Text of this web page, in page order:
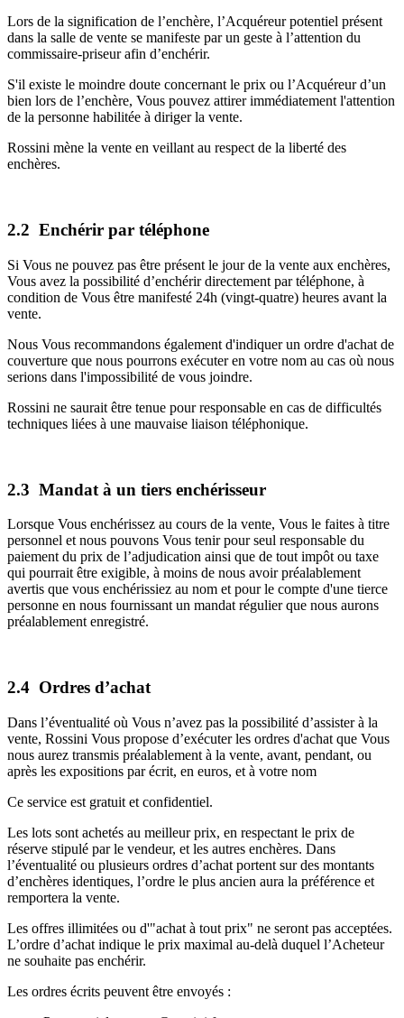
Lors de la signification de l’enchère, l’Acquéreur potentiel présent
dans la salle de vente se manifeste par un geste à l’attention du
commissaire-priseur afin d’enchérir.
S'il existe le moindre doute concernant le prix ou l’Acquéreur d’un
bien lors de l’enchère, Vous pouvez attirer immédiatement l'attention
de la personne habilitée à diriger la vente.
Rossini mène la vente en veillant au respect de la liberté des
enchères.
2.2 Enchérir par téléphone
Si Vous ne pouvez pas être présent le jour de la vente aux enchères,
Vous avez la possibilité d’enchérir directement par téléphone, à
condition de Vous être manifesté 24h (vingt-quatre) heures avant la
vente.
Nous Vous recommandons également d'indiquer un ordre d'achat de
couverture que nous pourrons exécuter en votre nom au cas où nous
serions dans l'impossibilité de vous joindre.
Rossini ne saurait être tenue pour responsable en cas de difficultés
techniques liées à une mauvaise liaison téléphonique.
2.3 Mandat à un tiers enchérisseur
Lorsque Vous enchérissez au cours de la vente, Vous le faites à titre
personnel et nous pouvons Vous tenir pour seul responsable du
paiement du prix de l’adjudication ainsi que de tout impôt ou taxe
qui pourrait être exigible, à moins de nous avoir préalablement
avertis que vous enchérissiez au nom et pour le compte d'une tierce
personne en nous fournissant un mandat régulier que nous aurons
préalablement enregistré.
2.4 Ordres d’achat
Dans l’éventualité où Vous n’avez pas la possibilité d’assister à la
vente, Rossini Vous propose d’exécuter les ordres d'achat que Vous
nous aurez transmis préalablement à la vente, avant, pendant, ou
après les expositions par écrit, en euros, et à votre nom
Ce service est gratuit et confidentiel.
Les lots sont achetés au meilleur prix, en respectant le prix de
réserve stipulé par le vendeur, et les autres enchères. Dans
l’éventualité ou plusieurs ordres d’achat portent sur des montants
d’enchères identiques, l’ordre le plus ancien aura la préférence et
remportera la vente.
Les offres illimitées ou d'"achat à tout prix" ne seront pas acceptées.
L’ordre d’achat indique le prix maximal au-delà duquel l’Acheteur
ne souhaite pas enchérir.
Les ordres écrits peuvent être envoyés :